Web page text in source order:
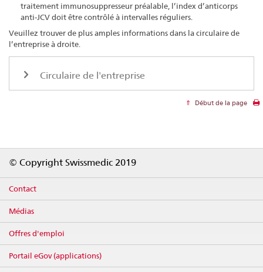
traitement immunosuppresseur préalable, l’index d’anticorps
anti-JCV doit être contrôlé à intervalles réguliers.
Veuillez trouver de plus amples informations dans la circulaire de
l’entreprise à droite.
Circulaire de l'entreprise
Début de la page
© Copyright Swissmedic 2019
Contact
Médias
Offres d'emploi
Portail eGov (applications)